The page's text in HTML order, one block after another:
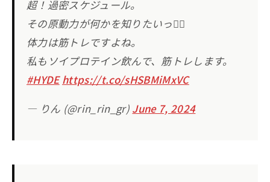
超！過密スケジュール。
その原動力が何かを知りたいっ🙋‍♀️
体力は筋トレですよね。
私もソイプロテイン飲んで、筋トレします。
#HYDE https://t.co/sHSBMiMxVC
— りん (@rin_rin_gr) June 7, 2024